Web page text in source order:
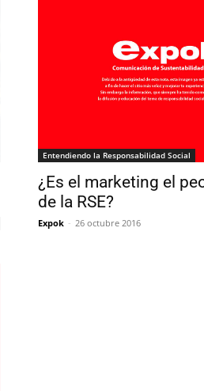
Entendiendo la Responsabilidad Social
¿Es el marketing el
de la RSE?
Expok - 26 octubre 2016